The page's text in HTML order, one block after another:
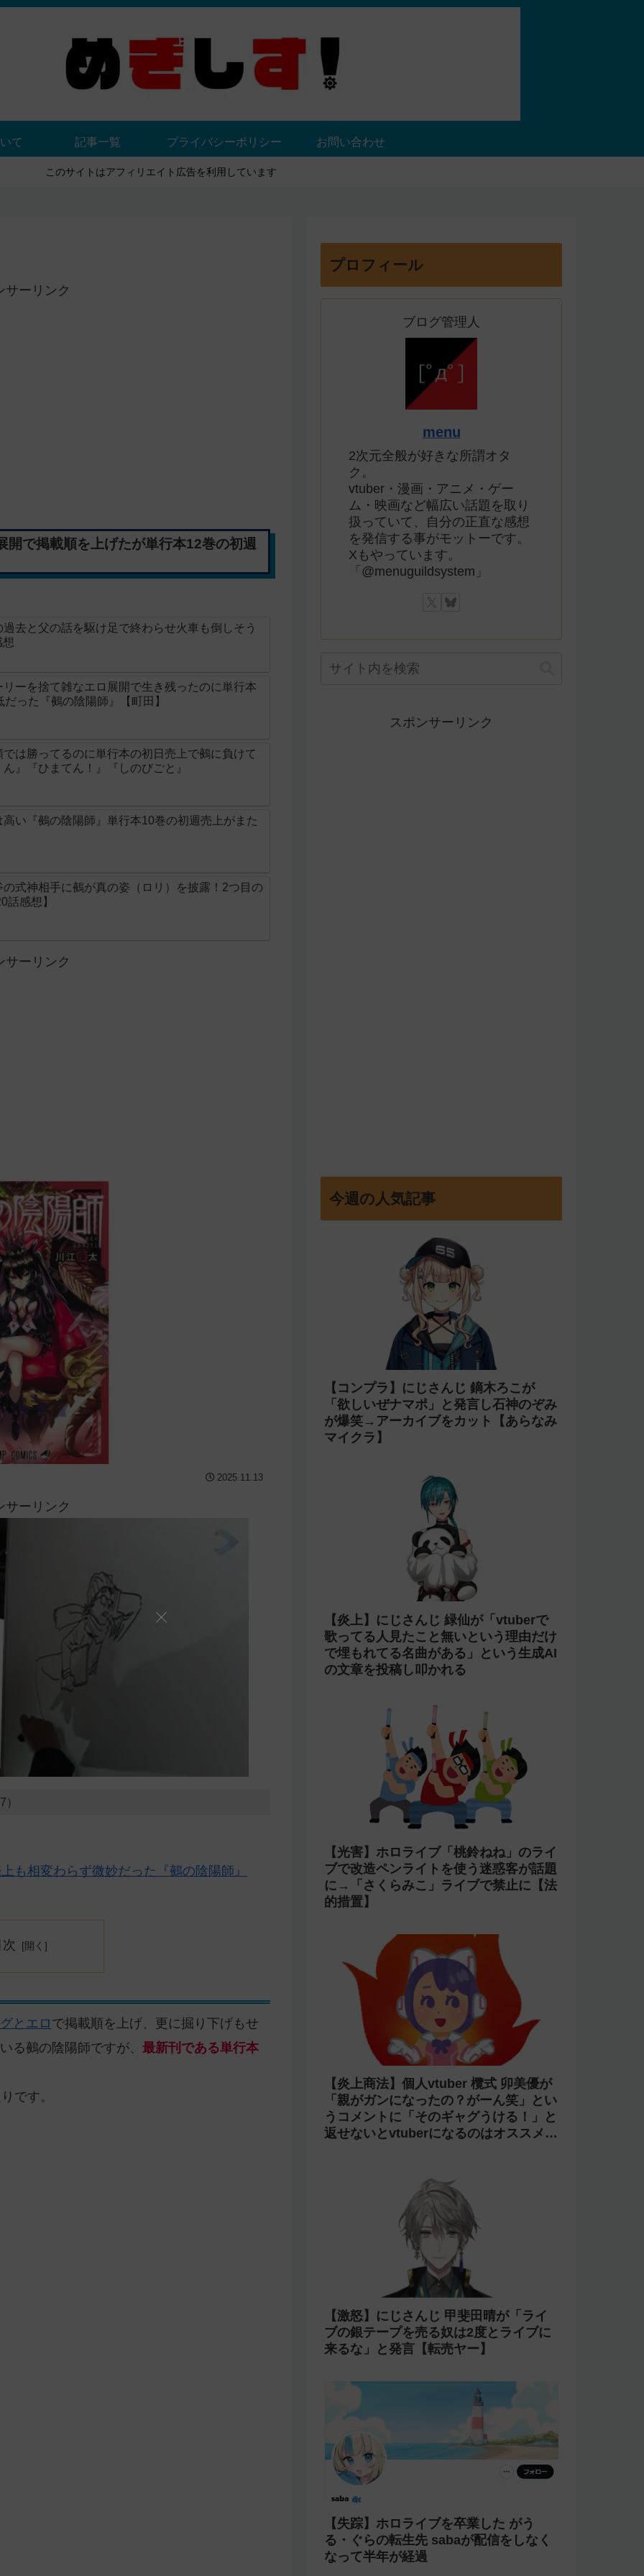
て 記事一覧 プライバシーポリシー お問い合わせ
このサイトはアフィリエイト広告を利用しています
サーリンク
で掲載順を上げたが単行本12巻の初週
去と父の話を駆け足で終わらせ火車も倒しそう
ーを捨て雑なエロ展開で生き残ったのに単行本
った『鵺の陰陽師』【町田】
は勝ってるのに単行本の初日売上で鵺に負けて
』『ひまてん！』『しのびごと』
い『鵺の陰陽師』単行本10巻の初週売上がまた
式神相手に鵺が真の姿（ロリ）を披露！2つ目の
話感想】
サーリンク
2025.11.13
サーリンク
も相変わらず微妙だった『鵺の陰陽師』
とエロ で掲載順を上げ、更に掘り下げもせ
る鵺の陰陽師ですが、 最新刊である単行本
です。
プロフィール
ブログ管理人
menu
2次元全般が好きな所謂オタ
ク。
vtuber・漫画・アニメ・ゲー
ム・映画など幅広い話題を取り
扱っていて、自分の正直な感想
を発信する事がモットーです。
Xもやっています。
「@menuguildsystem」
スポンサーリンク
今週の人気記事
【コンプラ】にじさんじ 鏑木ろこが
「欲しいぜナマポ」と発言し石神のぞみ
が爆笑→アーカイブをカット【あらなみ
マイクラ】
【炎上】にじさんじ 緑仙が「vtuberで
歌ってる人見たこと無いという理由だけ
で埋もれてる名曲がある」という生成AI
の文章を投稿し叩かれる
【光害】ホロライブ「桃鈴ねね」のライ
ブで改造ペンライトを使う迷惑客が話題
に→「さくらみこ」ライブで禁止に【法
的措置】
【炎上商法】個人vtuber 欖式 卯美優が
「親がガンになったの？がーん笑」とい
うコメントに「そのギャグうける！」と
返せないとvtuberになるのはオススメし
【激怒】にじさんじ 甲斐田晴が「ライ
ブの銀テープを売る奴は2度とライブに
来るな」と発言【転売ヤー】
【失踪】ホロライブを卒業した がう
る・ぐらの転生先 sabaが配信をしなく
なって半年が経過